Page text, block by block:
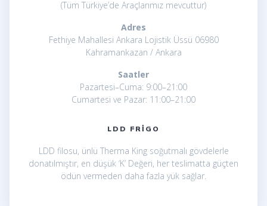
(Tüm Türkiye’de Araçlarımız mevcuttur)
Adres
Fethiye Mahallesi Ankara Lojistik Üssü 06980
Kahramankazan / Ankara
Saatler
Pazartesi–Cuma: 9:00–21:00
Cumartesi ve Pazar: 11:00–21:00
LDD FRIGO
LDD filosu, ünlü Therma King soğutmalı gövdelerle
donatılmıştır, en düşük ‘K’ Değeri, her teslimatta güçten
ödün vermeden daha fazla yük sağlar.